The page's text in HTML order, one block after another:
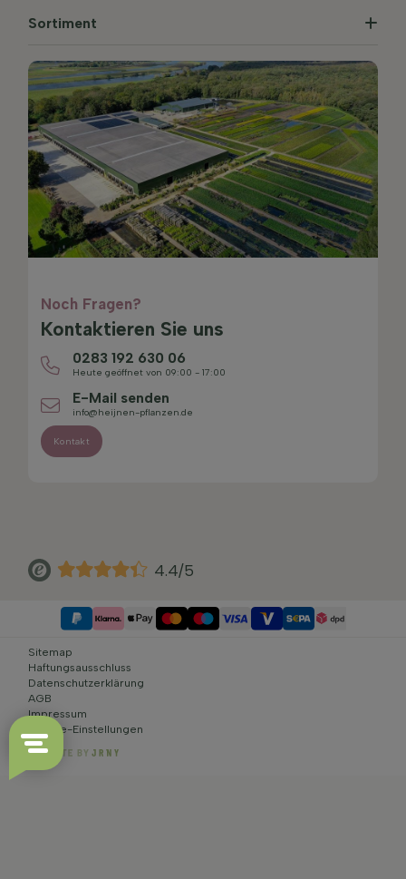
Sortiment
Noch Fragen?
Kontaktieren Sie uns
0283 192 630 06
Heute geöffnet von 09:00 - 17:00
E-Mail senden
info@heijnen-pflanzen.de
Kontakt
4.4/5
Sitemap
Haftungsausschluss
Datenschutzerklärung
AGB
Impressum
Cookie-Einstellungen